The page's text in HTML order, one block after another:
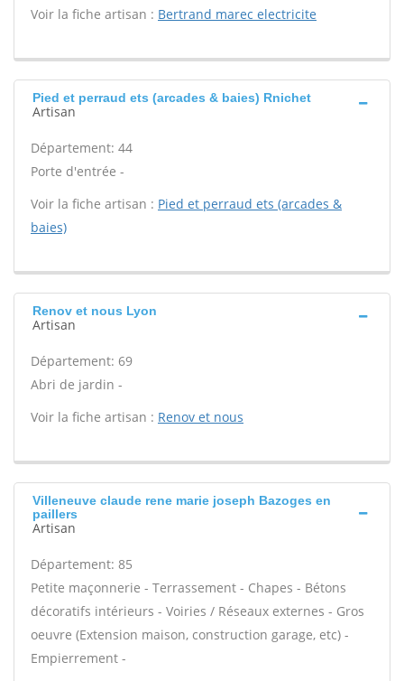
Voir la fiche artisan : Bertrand marec electricite
Pied et perraud ets (arcades & baies) Rnichet
Artisan
Département: 44
Porte d'entrée -
Voir la fiche artisan : Pied et perraud ets (arcades &
baies)
Renov et nous Lyon
Artisan
Département: 69
Abri de jardin -
Voir la fiche artisan : Renov et nous
Villeneuve claude rene marie joseph Bazoges en
paillers
Artisan
Département: 85
Petite maçonnerie - Terrassement - Chapes - Bétons
décoratifs intérieurs - Voiries / Réseaux externes - Gros
oeuvre (Extension maison, construction garage, etc) -
Empierrement -